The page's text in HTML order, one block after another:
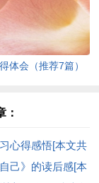
体会（推荐7篇）
：
心得感悟[本文共
己》的读后感[本